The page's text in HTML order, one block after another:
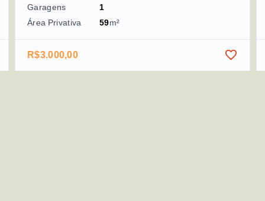
Garagens
1
Área Privativa
59m²
R$3.000,00